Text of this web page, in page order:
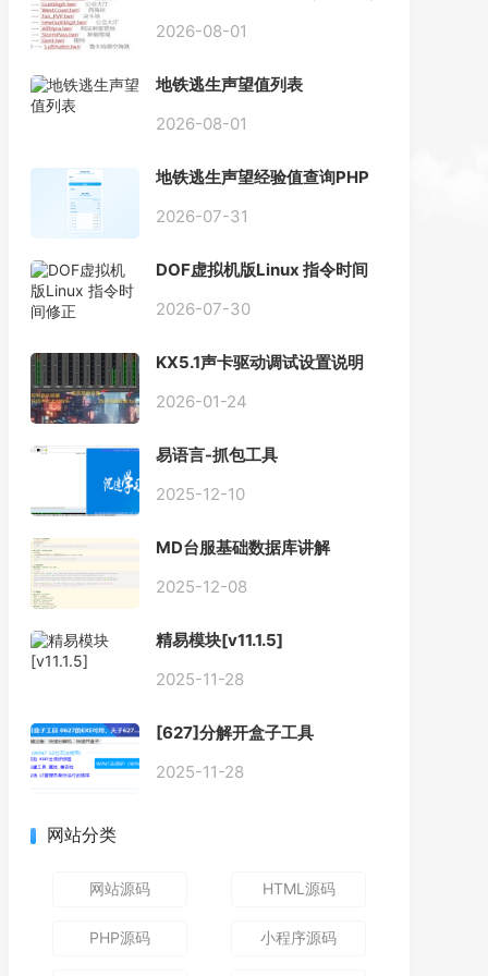
2026-08-01
地铁逃生声望值列表
2026-08-01
地铁逃生声望经验值查询PHP
2026-07-31
DOF虚拟机版Linux 指令时间
2026-07-30
KX5.1声卡驱动调试设置说明
2026-01-24
易语言-抓包工具
2025-12-10
MD台服基础数据库讲解
2025-12-08
精易模块[v11.1.5]
2025-11-28
[627]分解开盒子工具
2025-11-28
网站分类
网站源码 HTML源码
PHP源码 小程序源码